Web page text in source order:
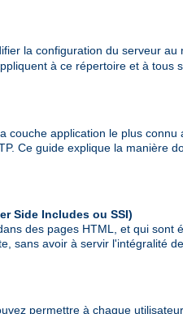
la configuration du serveur
à ce répertoire et à tous
couche application le plus
Ce guide explique la manière
Side Includes ou SSI)
des pages HTML, et qui
sans avoir à servir l'intégralité
permettre à chaque